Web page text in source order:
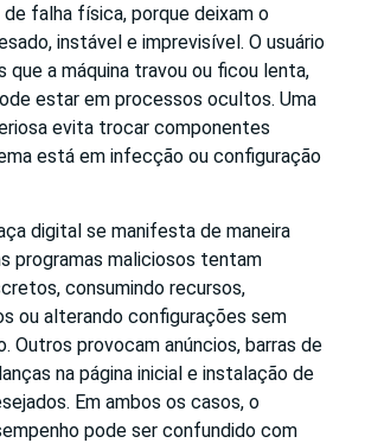
falha física, porque deixam o
instável e imprevisível. O usuário
que a máquina travou ou ficou lenta,
estar em processos ocultos. Uma
evita trocar componentes
está em infecção ou configuração
digital se manifesta de maneira
programas maliciosos tentam
consumindo recursos,
ou alterando configurações sem
Outros provocam anúncios, barras de
na página inicial e instalação de
Em ambos os casos, o
pode ser confundido com